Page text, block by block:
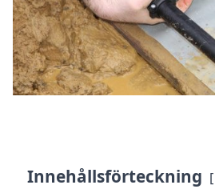
Innehållsförteckning